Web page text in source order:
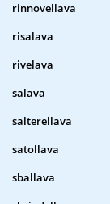
rinnovellava
risalava
rivelava
salava
salterellava
satollava
sballava